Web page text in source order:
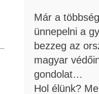
Már a
ünnepelni a
bezzeg az
magyar
gondolat…
Hol élünk?